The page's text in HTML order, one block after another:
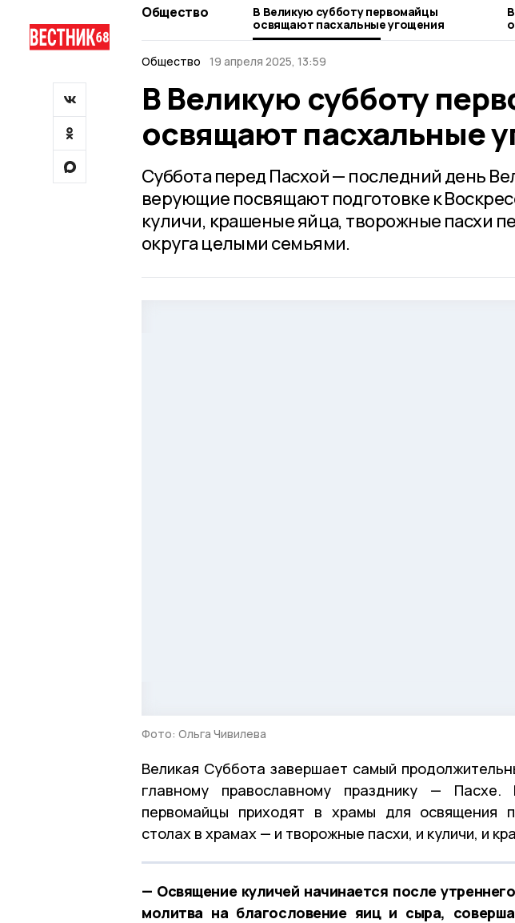
Общество
В Великую субботу первомайцы
освящают пасхальные угощения
Общество
19 апреля 2025, 13:59
В Великую субботу
освящают пасхальные
Суббота перед Пасхой — последний день
верующие посвящают подготовке к
куличи, крашеные яйца, творожные пасхи
округа целыми семьями.
Фото: Ольга Чивилева
Великая Суббота завершает самый
главному православному празднику —
первомайцы приходят в храмы для освящения
столах в храмах — и творожные пасхи, и куличи, и
— Освящение куличей начинается после
молитва на благословение яиц и сыра,